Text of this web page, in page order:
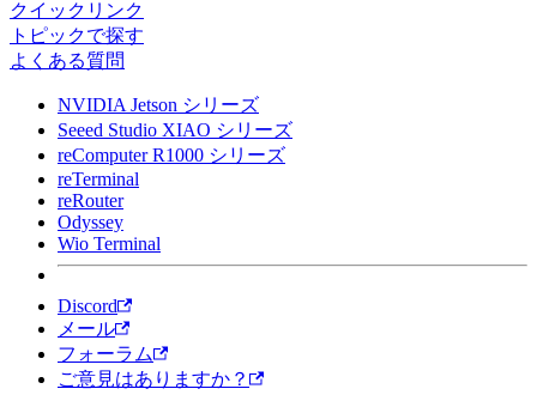
クイックリンク
トピックで探す
よくある質問
NVIDIA Jetson シリーズ
Seeed Studio XIAO シリーズ
reComputer R1000 シリーズ
reTerminal
reRouter
Odyssey
Wio Terminal
Discord
メール
フォーラム
ご意見はありますか？